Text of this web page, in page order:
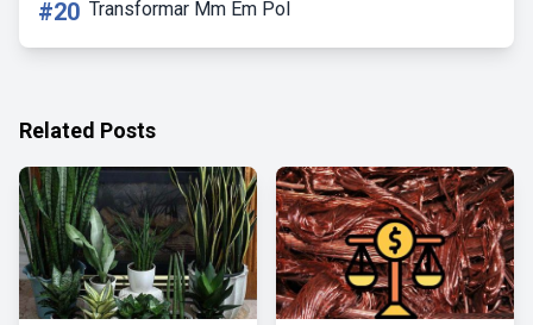
#20 Transformar Mm Em Pol
Related Posts